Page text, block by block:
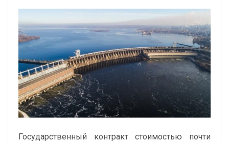
Государственный контракт стоимостью почти